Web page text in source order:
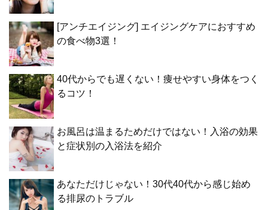
[アンチエイジング] エイジングケアにおすすめ
の食べ物3選！
40代からでも遅くない！痩せやすい身体をつく
るコツ！
お風呂は温まるためだけではない！入浴の効果
と症状別の入浴法を紹介
あなただけじゃない！30代40代から感じ始め
る排尿のトラブル